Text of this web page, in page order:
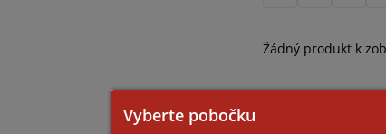
Žádný produkt k
Vyberte pobočku